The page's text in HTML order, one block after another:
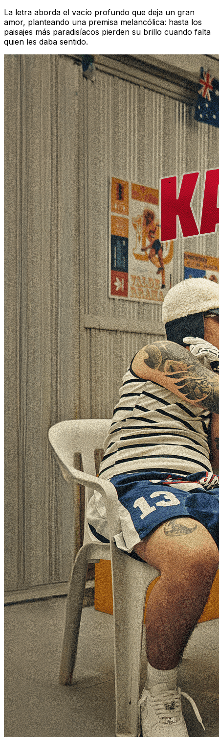
La letra aborda el vacío profundo que deja un gran
amor, planteando una premisa melancólica: hasta los
paisajes más paradisíacos pierden su brillo cuando falta
quien les daba sentido.